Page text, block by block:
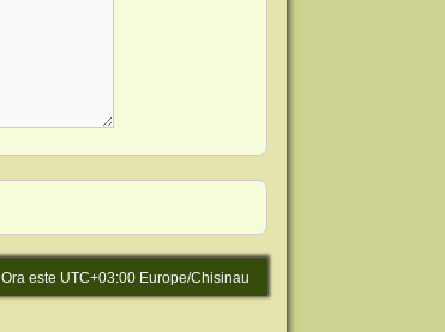
Ora este UTC+03:00 Europe/Chisinau